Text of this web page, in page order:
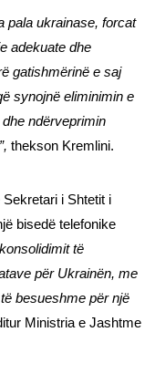
pala ukrainase, forcat
adekuate dhe
gatishmërinë e saj
synojnë eliminimin e
ndërveprimin
thekson Kremlini.
i Shtetit i
bisedë telefonike
të
për Ukrainën, me
besueshme për një
Ministria e Jashtme